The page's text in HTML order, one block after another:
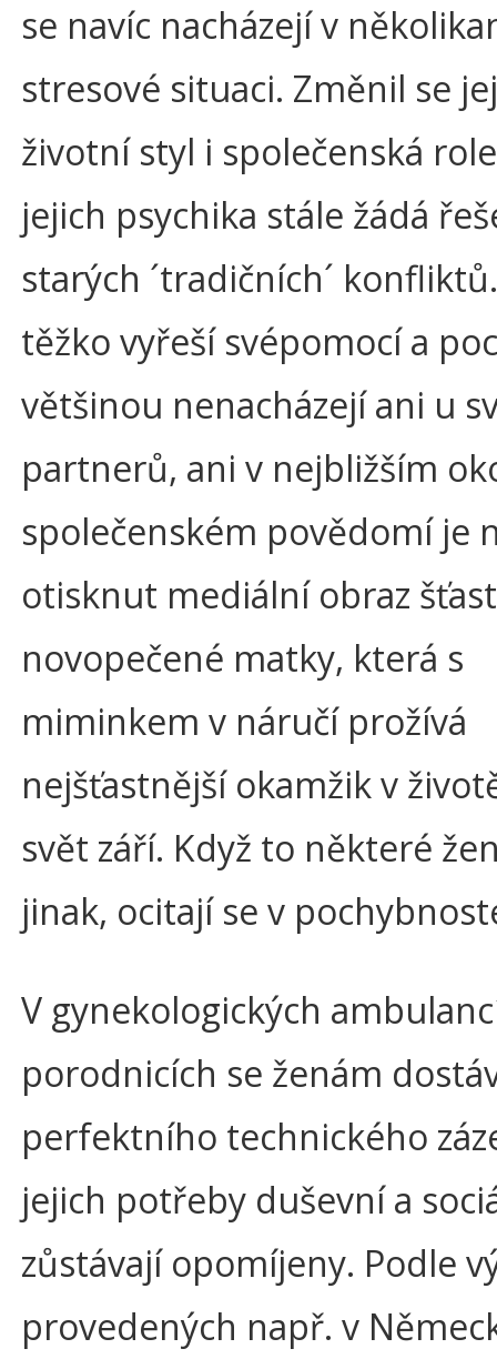
se navíc nacházejí v
stresové situaci. Změnil se
životní styl i společenská
jejich psychika stále žádá
starých ´tradičních´
těžko vyřeší svépomocí a
většinou nenacházejí ani u
partnerů, ani v nejbližším
společenském povědomí je
otisknut mediální obraz
novopečené matky, která s
miminkem v náručí prožívá
nejšťastnější okamžik v
svět září. Když to některé
jinak, ocitají se v
V gynekologických
porodnicích se ženám
perfektního technického
jejich potřeby duševní a
zůstávají opomíjeny. Podle
provedených např. v